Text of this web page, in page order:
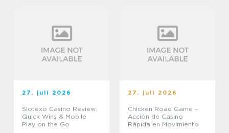
27. juli 2026
Slotexo Casino Review:
Quick Wins & Mobile
Play on the Go
27. juli 2026
Chicken Road Game –
Acción de Casino
Rápida en Movimiento